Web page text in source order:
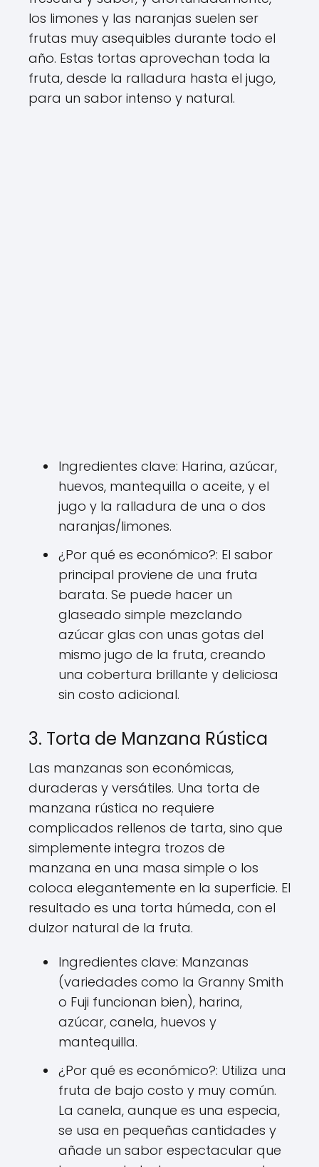
los limones y las naranjas suelen ser
frutas muy asequibles durante todo el
año. Estas tortas aprovechan toda la
fruta, desde la ralladura hasta el jugo,
para un sabor intenso y natural.
Ingredientes clave: Harina, azúcar,
huevos, mantequilla o aceite, y el
jugo y la ralladura de una o dos
naranjas/limones.
¿Por qué es económico?: El sabor
principal proviene de una fruta
barata. Se puede hacer un
glaseado simple mezclando
azúcar glas con unas gotas del
mismo jugo de la fruta, creando
una cobertura brillante y deliciosa
sin costo adicional.
3. Torta de Manzana Rústica
Las manzanas son económicas,
duraderas y versátiles. Una torta de
manzana rústica no requiere
complicados rellenos de tarta, sino que
simplemente integra trozos de
manzana en una masa simple o los
coloca elegantemente en la superficie. El
resultado es una torta húmeda, con el
dulzor natural de la fruta.
Ingredientes clave: Manzanas
(variedades como la Granny Smith
o Fuji funcionan bien), harina,
azúcar, canela, huevos y
mantequilla.
¿Por qué es económico?: Utiliza una
fruta de bajo costo y muy común.
La canela, aunque es una especia,
se usa en pequeñas cantidades y
añade un sabor espectacular que